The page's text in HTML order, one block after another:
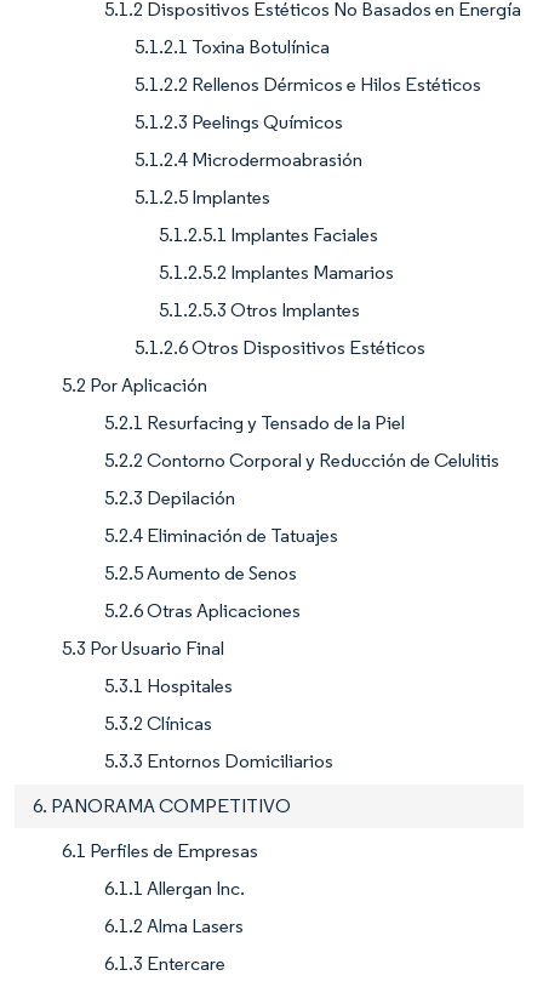
5.1.2 Dispositivos Estéticos No Basados en Energía
5.1.2.1 Toxina Botulínica
5.1.2.2 Rellenos Dérmicos e Hilos Estéticos
5.1.2.3 Peelings Químicos
5.1.2.4 Microdermoabrasión
5.1.2.5 Implantes
5.1.2.5.1 Implantes Faciales
5.1.2.5.2 Implantes Mamarios
5.1.2.5.3 Otros Implantes
5.1.2.6 Otros Dispositivos Estéticos
5.2 Por Aplicación
5.2.1 Resurfacing y Tensado de la Piel
5.2.2 Contorno Corporal y Reducción de Celulitis
5.2.3 Depilación
5.2.4 Eliminación de Tatuajes
5.2.5 Aumento de Senos
5.2.6 Otras Aplicaciones
5.3 Por Usuario Final
5.3.1 Hospitales
5.3.2 Clínicas
5.3.3 Entornos Domiciliarios
6. PANORAMA COMPETITIVO
6.1 Perfiles de Empresas
6.1.1 Allergan Inc.
6.1.2 Alma Lasers
6.1.3 Entercare